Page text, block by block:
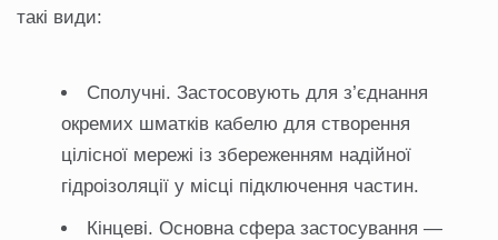
такі види:
Сполучні. Застосовують для з’єднання
окремих шматків кабелю для створення
цілісної мережі із збереженням надійної
гідроізоляції у місці підключення частин.
Кінцеві. Основна сфера застосування —